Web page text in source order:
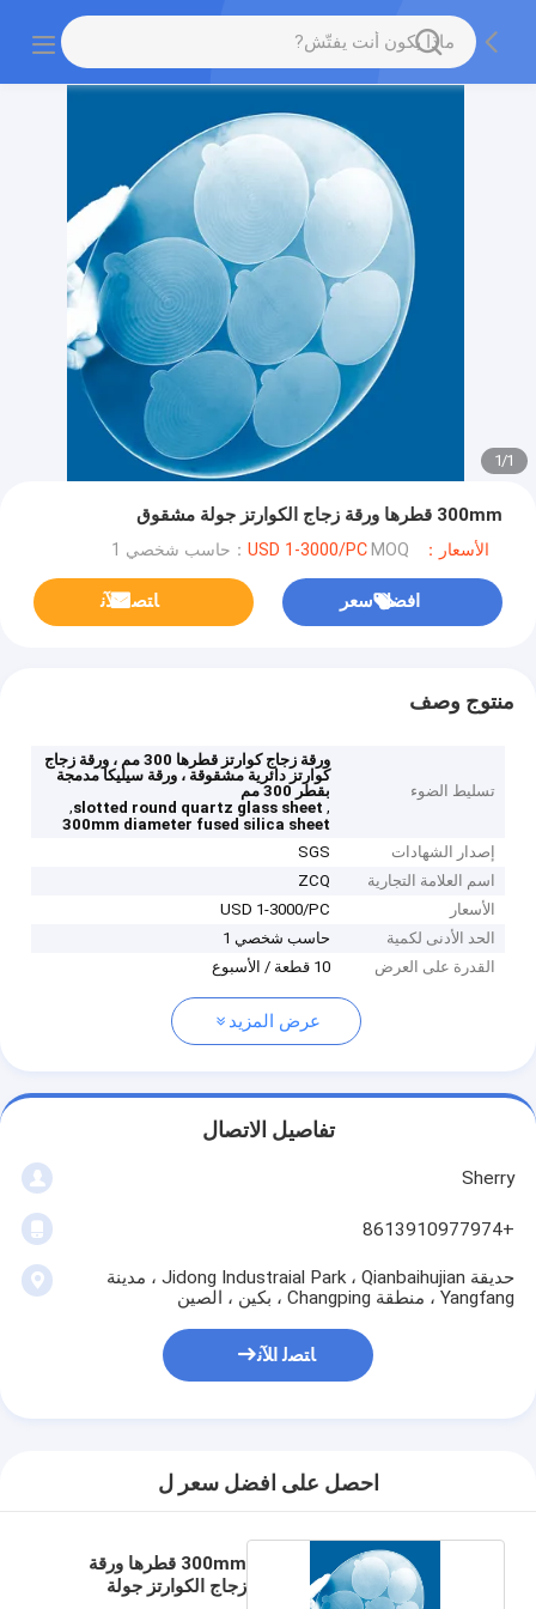
1
/
1
300mm قطرها ورقة زجاج الكوارتز جولة مشقوق
الأسعار：USD 1-3000/PC MOQ：حاسب شخصي 1
افضل سعر ﺎﺘﺼﻟ ﺍﻶﻧ
منتوج وصف
تسليط الضوء
ورقة زجاج كوارتز قطرها 300 مم ، ورقة زجاج
كوارتز دائرية مشقوقة ، ورقة سيليكا مدمجة
بقطر 300 مم
,
slotted round quartz glass sheet
,
300mm diameter fused silica sheet
إصدار الشهادات
SGS
اسم العلامة التجارية
ZCQ
الأسعار
USD 1-3000/PC
الحد الأدنى لكمية
حاسب شخصي 1
القدرة على العرض
10 قطعة / الأسبوع
عرض المزيد
تفاصيل الاتصال
Sherry
+8613910977974
حديقة Jidong Industraial Park ، Qianbaihujian ، مدينة
Yangfang ، منطقة Changping ، بكين ، الصين
ﺎﺘﺼﻟ ﺍﻶﻧ
احصل على افضل سعر ل
300mm قطرها ورقة
زجاج الكوارتز جولة